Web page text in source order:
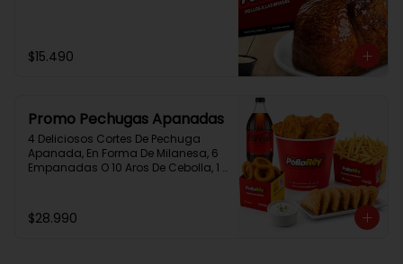
$15.490
Promo Pechugas Apanadas
4 Deliciosos Cortes De Pechuga
Apanada, En Forma De Milanesa, 6
Empanadas O 10 Aros De Cebolla, 1
$28.990